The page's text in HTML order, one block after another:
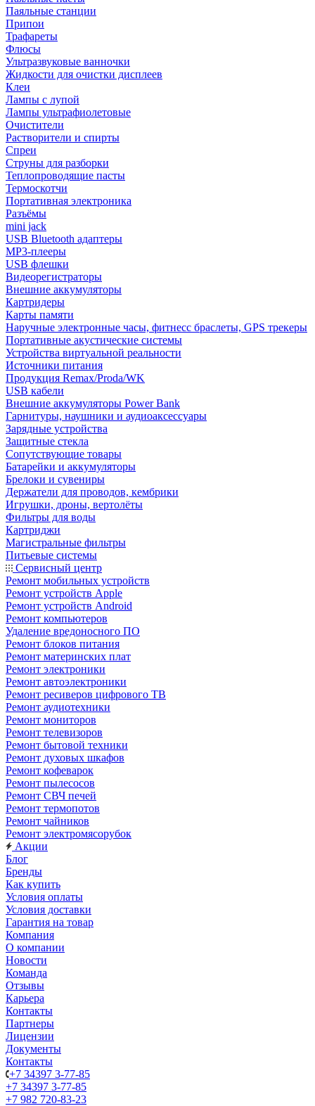
Паяльные станции
Припои
Трафареты
Флюсы
Ультразвуковые ванночки
Жидкости для очистки дисплеев
Клеи
Лампы с лупой
Лампы ультрафиолетовые
Очистители
Растворители и спирты
Спреи
Струны для разборки
Теплопроводящие пасты
Термоскотчи
Портативная электроника
Разъёмы
mini jack
USB Bluetooth адаптеры
MP3-плееры
USB флешки
Видеорегистраторы
Внешние аккумуляторы
Картридеры
Карты памяти
Наручные электронные часы, фитнесс браслеты, GPS трекеры
Портативные акустические системы
Устройства виртуальной реальности
Источники питания
Продукция Remax/Proda/WK
USB кабели
Внешние аккумуляторы Power Bank
Гарнитуры, наушники и аудиоаксессуары
Зарядные устройства
Защитные стекла
Сопутствующие товары
Батарейки и аккумуляторы
Брелоки и сувениры
Держатели для проводов, кембрики
Игрушки, дроны, вертолёты
Фильтры для воды
Картриджи
Магистральные фильтры
Питьевые системы
Сервисный центр
Ремонт мобильных устройств
Ремонт устройств Apple
Ремонт устройств Android
Ремонт компьютеров
Удаление вредоносного ПО
Ремонт блоков питания
Ремонт материнских плат
Ремонт электроники
Ремонт автоэлектроники
Ремонт ресиверов цифрового ТВ
Ремонт аудиотехники
Ремонт мониторов
Ремонт телевизоров
Ремонт бытовой техники
Ремонт духовых шкафов
Ремонт кофеварок
Ремонт пылесосов
Ремонт СВЧ печей
Ремонт термопотов
Ремонт чайников
Ремонт электромясорубок
Акции
Блог
Бренды
Как купить
Условия оплаты
Условия доставки
Гарантия на товар
Компания
О компании
Новости
Команда
Отзывы
Карьера
Контакты
Партнеры
Лицензии
Документы
Контакты
+7 34397 3-77-85
+7 34397 3-77-85
+7 982 720-83-23